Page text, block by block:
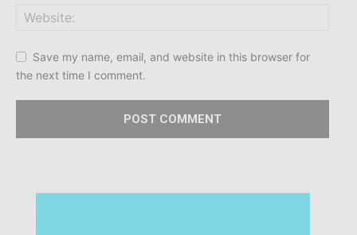
Save my name, email, and website in this browser for
the next time I comment.